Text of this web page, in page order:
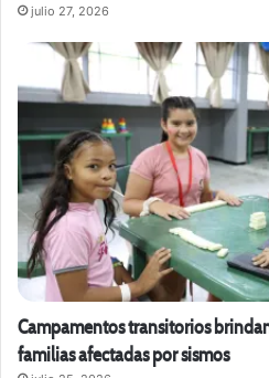
julio 27, 2026
Campamentos transitorios
familias afectadas por sismos